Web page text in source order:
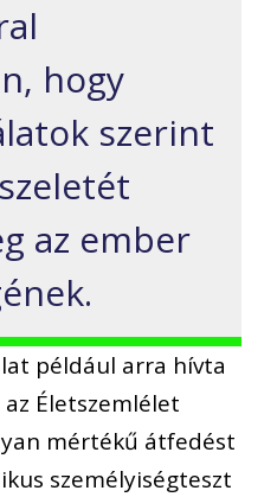
hogy
szerint
az ember
például arra hívta
Életszemlélet
mértékű átfedést
személyiségteszt